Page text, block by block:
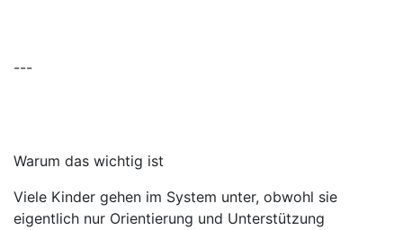
---
Warum das wichtig ist
Viele Kinder gehen im System unter, obwohl sie
eigentlich nur Orientierung und Unterstützung